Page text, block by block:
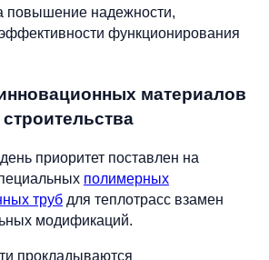
повышение надежности,
функционирования
материалов
приоритет поставлен на
полимерных
труб для теплотрасс взамен
модификаций.
прокладываются